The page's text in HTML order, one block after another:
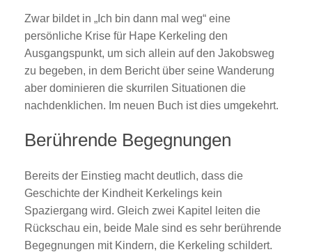
Zwar bildet in „Ich bin dann mal weg“ eine
persönliche Krise für Hape Kerkeling den
Ausgangspunkt, um sich allein auf den Jakobsweg
zu begeben, in dem Bericht über seine Wanderung
aber dominieren die skurrilen Situationen die
nachdenklichen. Im neuen Buch ist dies umgekehrt.
Berührende Begegnungen
Bereits der Einstieg macht deutlich, dass die
Geschichte der Kindheit Kerkelings kein
Spaziergang wird. Gleich zwei Kapitel leiten die
Rückschau ein, beide Male sind es sehr berührende
Begegnungen mit Kindern, die Kerkeling schildert.